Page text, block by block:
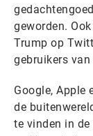
geworden.
Trump op
gebruikers
Google, Apple
de
te vinden in